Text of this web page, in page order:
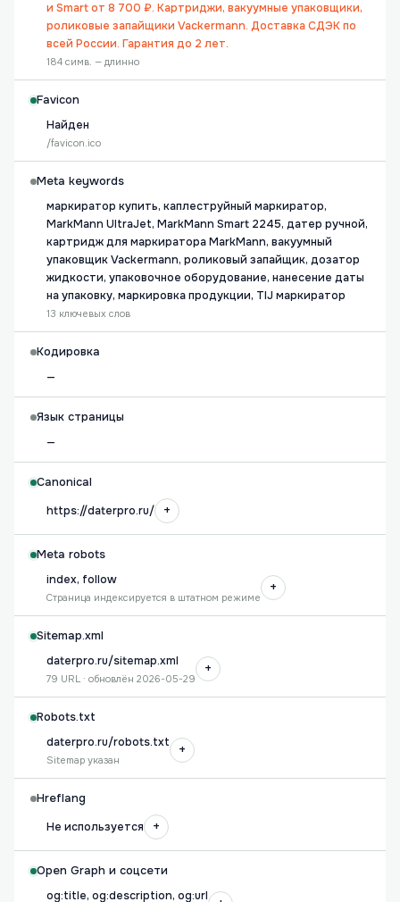
и Smart от 8 700 ₽. Картриджи, вакуумные упаковщики,
роликовые запайщики Vackermann. Доставка СДЭК по
всей России. Гарантия до 2 лет.
184 симв. — длинно
Favicon
Найден
/favicon.ico
Meta keywords
маркиратор купить, каплеструйный маркиратор,
MarkMann UltraJet, MarkMann Smart 2245, датер ручной,
картридж для маркиратора MarkMann, вакуумный
упаковщик Vackermann, роликовый запайщик, дозатор
жидкости, упаковочное оборудование, нанесение даты
на упаковку, маркировка продукции, TIJ маркиратор
13 ключевых слов
Кодировка
—
Язык страницы
—
Canonical
https://daterpro.ru/
+
Meta robots
index, follow
Страница индексируется в штатном режиме
+
Sitemap.xml
daterpro.ru/sitemap.xml
79 URL · обновлён 2026-05-29
+
Robots.txt
daterpro.ru/robots.txt
Sitemap указан
+
Hreflang
Не используется
+
Open Graph и соцсети
og:title, og:description, og:url